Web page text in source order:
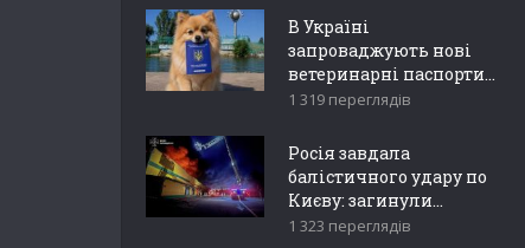
В Україні
запроваджують нові
ветеринарні паспорти...
1 319 переглядів
Росія завдала
балістичного удару по
Києву: загинули...
1 323 переглядів